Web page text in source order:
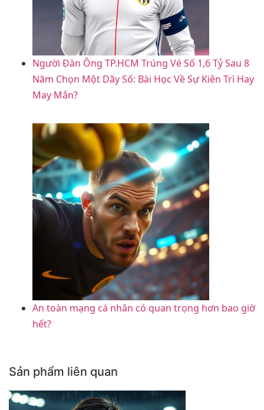
Người Đàn Ông TP.HCM Trúng Vé Số 1,6 Tỷ Sau 8
Năm Chọn Một Dãy Số: Bài Học Về Sự Kiên Trì Hay
May Mắn?
An toàn mạng cá nhân có quan trọng hơn bao giờ
hết?
Sản phẩm liên quan